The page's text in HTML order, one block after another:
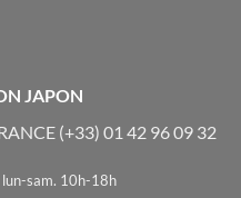
JAPON
(+33) 01 42 96 09 32
sam. 10h-18h